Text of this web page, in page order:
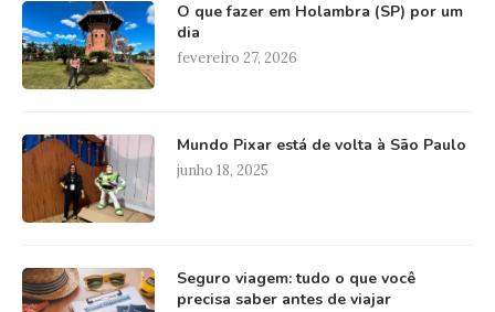
O que fazer em Holambra (SP) por um
dia
fevereiro 27, 2026
Mundo Pixar está de volta à São Paulo
junho 18, 2025
Seguro viagem: tudo o que você
precisa saber antes de viajar